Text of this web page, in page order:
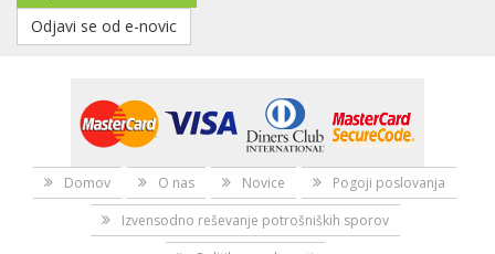
Odjavi se od e-novic
Domov O nas Novice
Pogoji poslovanja
Izvensodno reševanje potrošniških sporov